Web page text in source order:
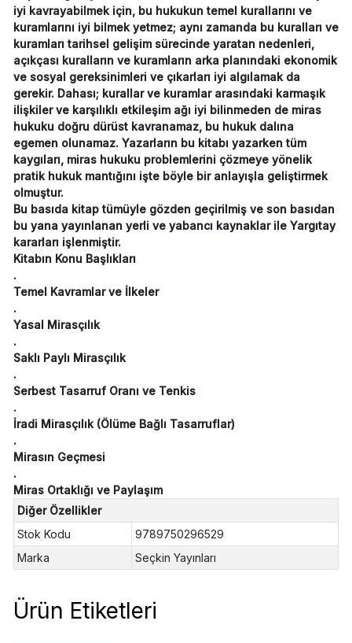
iyi kavrayabilmek için, bu hukukun temel kurallarını ve
kuramlarını iyi bilmek yetmez; aynı zamanda bu kuralları ve
kuramları tarihsel gelişim sürecinde yaratan nedenleri,
açıkçası kuralların ve kuramların arka planındaki ekonomik
ve sosyal gereksinimleri ve çıkarları iyi algılamak da
gerekir. Dahası; kurallar ve kuramlar arasındaki karmaşık
ilişkiler ve karşılıklı etkileşim ağı iyi bilinmeden de miras
hukuku doğru dürüst kavranamaz, bu hukuk dalına
egemen olunamaz. Yazarların bu kitabı yazarken tüm
kaygıları, miras hukuku problemlerini çözmeye yönelik
pratik hukuk mantığını işte böyle bir anlayışla geliştirmek
olmuştur.
Bu basıda kitap tümüyle gözden geçirilmiş ve son basıdan
bu yana yayınlanan yerli ve yabancı kaynaklar ile Yargıtay
kararları işlenmiştir.
Kitabın Konu Başlıkları
.
Temel Kavramlar ve İlkeler
.
Yasal Mirasçılık
.
Saklı Paylı Mirasçılık
.
Serbest Tasarruf Oranı ve Tenkis
.
İradi Mirasçılık (Ölüme Bağlı Tasarruflar)
.
Mirasın Geçmesi
.
Miras Ortaklığı ve Paylaşım
Diğer Özellikler
Stok Kodu
9789750296529
Marka
Seçkin Yayınları
Ürün Etiketleri